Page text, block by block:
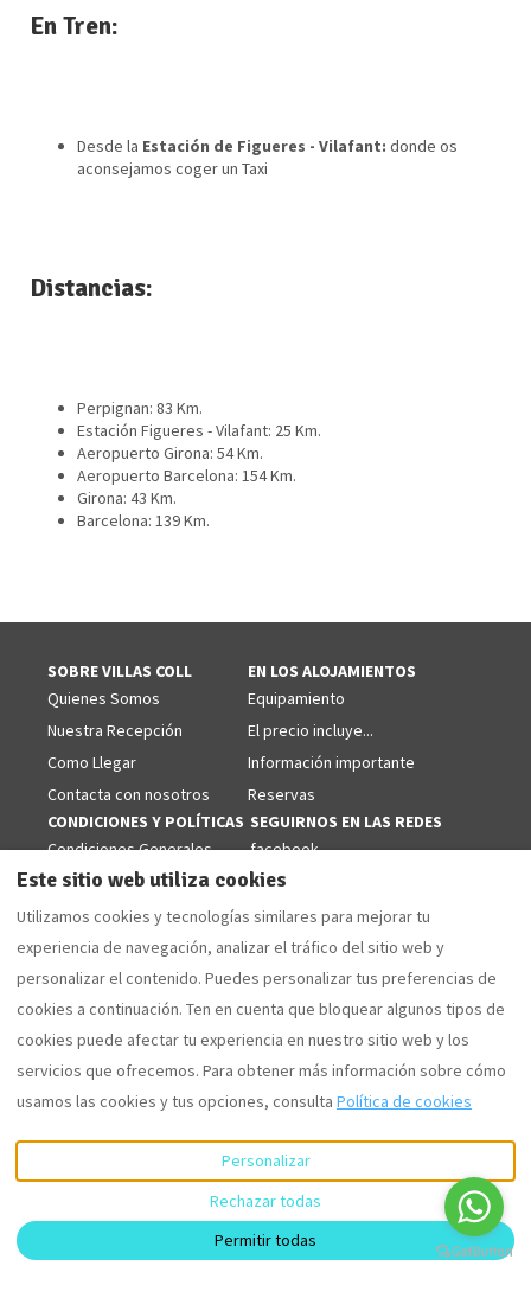
En Tren:
Desde la Estación de Figueres - Vilafant: donde os
aconsejamos coger un Taxi
Distancias:
Perpignan: 83 Km.
Estación Figueres - Vilafant: 25 Km.
Aeropuerto Girona: 54 Km.
Aeropuerto Barcelona: 154 Km.
Girona: 43 Km.
Barcelona: 139 Km.
SOBRE VILLAS COLL
Quienes Somos
Nuestra Recepción
Como Llegar
Contacta con nosotros
EN LOS ALOJAMIENTOS
Equipamiento
El precio incluye...
Información importante
Reservas
CONDICIONES Y POLÍTICAS
Condiciones Generales
Politicas de Cookies
Aviso Legal
Politica de Privacidad
SEGUIRNOS EN LAS REDES
facebook
Español EUR +34 629853868
Camí Forestal 3, Sant Martí
d'Empúries - L'Escala, Girona,
Email:
villascoll@hotmail.com
©2026 Villas CollTodos los
derechos reservados-
Powered by
Este sitio web utiliza cookies
Utilizamos cookies y tecnologías similares para mejorar tu
experiencia de navegación, analizar el tráfico del sitio web y
personalizar el contenido. Puedes personalizar tus preferencias de
cookies a continuación. Ten en cuenta que bloquear algunos tipos de
cookies puede afectar tu experiencia en nuestro sitio web y los
servicios que ofrecemos. Para obtener más información sobre cómo
usamos las cookies y tus opciones, consulta Política de cookies
Personalizar
Rechazar todas
Permitir todas